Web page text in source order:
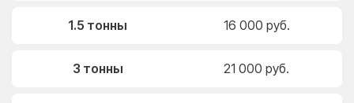
1.5 тонны 16 000 руб.
3 тонны 21 000 руб.